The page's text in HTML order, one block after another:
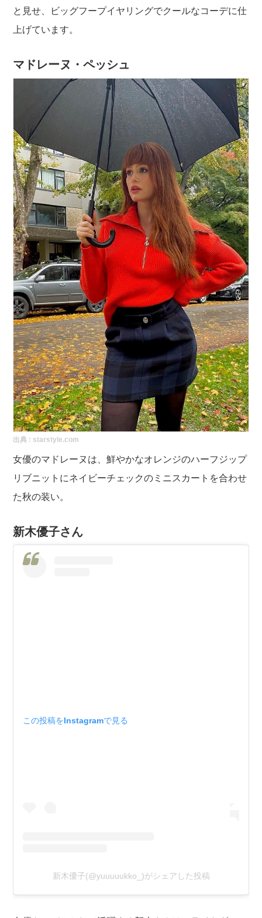
と見せ、ビッグフープイヤリングでクールなコーデに仕
上げています。
マドレーヌ・ペッシュ
出典 : starstyle.com
女優のマドレーヌは、鮮やかなオレンジのハーフジップ
リブニットにネイビーチェックのミニスカートを合わせ
た秋の装い。
新木優子さん
この投稿をInstagramで見る
新木優子(@yuuuuukko_)がシェアした投稿